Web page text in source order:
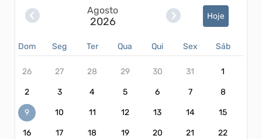
Agosto
2026 Hoje
Dom Seg Ter Qua Qui Sex Sáb
26 27 28 29 30 31 1
2 3 4 5 6 7 8
9 10 11 12 13 14 15
16 17 18 19 20 21 22